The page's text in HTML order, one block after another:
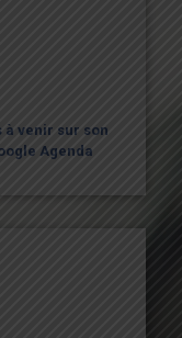
nouvelle course
à venir sur son
Agenda